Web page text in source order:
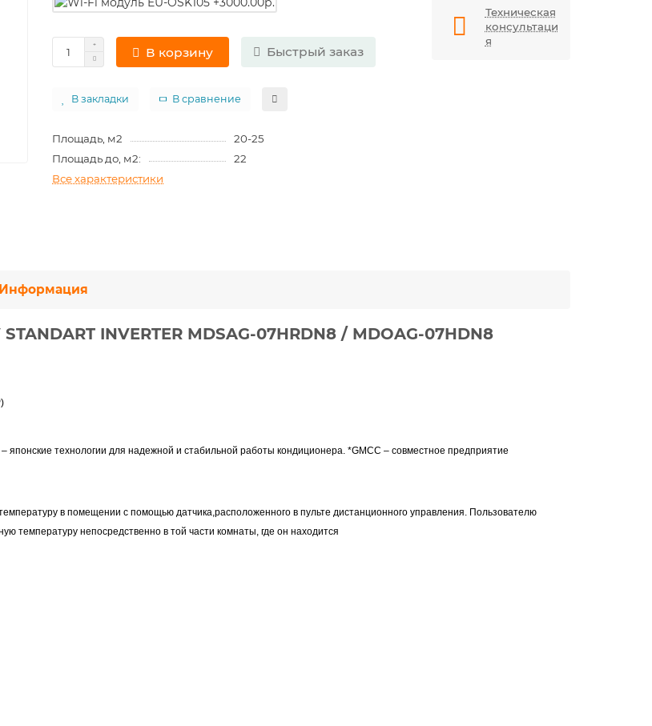
В корзину Быстрый заказ
В закладки В сравнение
Площадь, м2
20-25
Площадь до, м2:
22
Все характеристики
Техническая
консультаци
я
Информация
INVERTER MDSAG-07HRDN8 / MDOAG-07HDN8
японские технологии для надежной и стабильной работы кондиционера. *GMCC – совместное предприятие
в помещении с помощью датчика,расположенногов пульте дистанционного управления. Пользователю
температуру непосредственно в той части комнаты, где он находится